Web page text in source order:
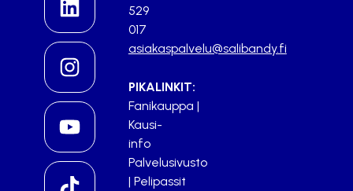
529
017
asiakaspalvelu@salibandy.fi
PIKALINKIT:
Fanikauppa |
Kausi-
info
Palvelusivusto
| Pelipassit